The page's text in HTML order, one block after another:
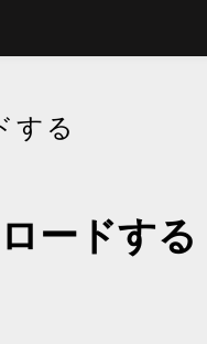
する
ードする